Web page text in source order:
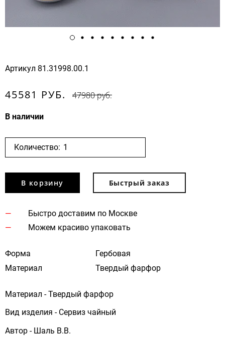
Артикул 81.31998.00.1
45581 РУБ. 47980 руб.
В наличии
Количество:
В корзину Быстрый заказ
Быстро доставим по Москве
Можем красиво упаковать
Форма
Гербовая
Материал
Твердый фарфор
Материал - Твердый фарфор
Вид изделия - Сервиз чайный
Автор - Шаль В.В.